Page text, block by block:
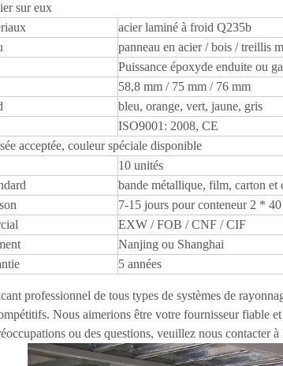
sur eux
acier laminé à froid Q235b
panneau en acier / bois / treillis
Puissance époxyde enduite ou
58,8 mm / 75 mm / 76 mm
bleu, orange, vert, jaune, gris
ISO9001: 2008, CE
acceptée, couleur spéciale disponible
10 unités
bande métallique, film, carton et
7-15 jours pour conteneur 2 *
EXW / FOB / CNF / CIF
Nanjing ou Shanghai
5 années
professionnel de tous types de systèmes de
Nous aimerions être votre fournisseur fiable
ou des questions, veuillez nous contacter